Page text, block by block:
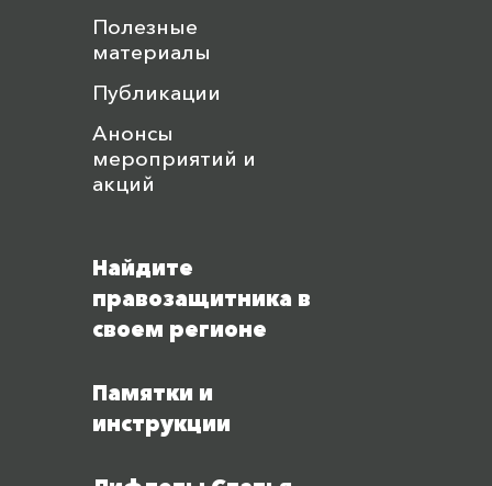
Полезные
материалы
Публикации
Анонсы
мероприятий и
акций
Найдите
правозащитника в
своем регионе
Памятки и
инструкции